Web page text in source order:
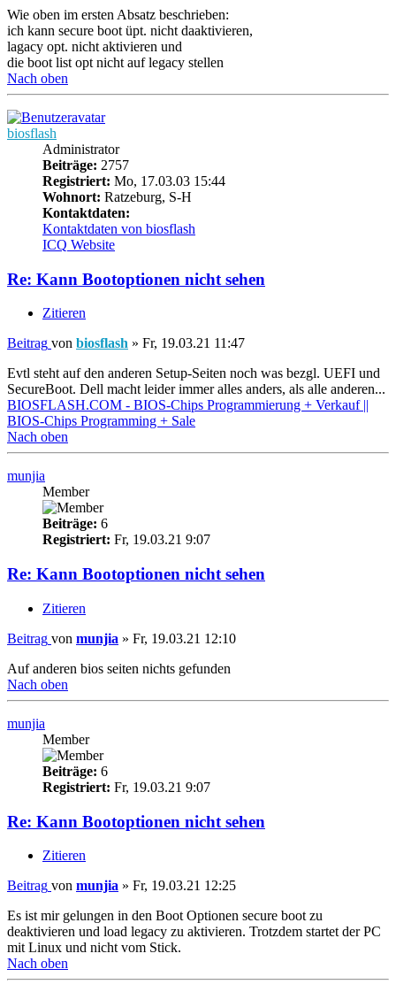
Wie oben im ersten Absatz beschrieben:
ich kann secure boot üpt. nicht daaktivieren,
lagacy opt. nicht aktivieren und
die boot list opt nicht auf legacy stellen
Nach oben
biosflash
Administrator
Beiträge: 2757
Registriert: Mo, 17.03.03 15:44
Wohnort: Ratzeburg, S-H
Kontaktdaten:
Kontaktdaten von biosflash
ICQ Website
Re: Kann Bootoptionen nicht sehen
Zitieren
Beitrag von biosflash » Fr, 19.03.21 11:47
Evtl steht auf den anderen Setup-Seiten noch was bezgl. UEFI und
SecureBoot. Dell macht leider immer alles anders, als alle anderen...
BIOSFLASH.COM - BIOS-Chips Programmierung + Verkauf ||
BIOS-Chips Programming + Sale
Nach oben
munjia
Member
Beiträge: 6
Registriert: Fr, 19.03.21 9:07
Re: Kann Bootoptionen nicht sehen
Zitieren
Beitrag von munjia » Fr, 19.03.21 12:10
Auf anderen bios seiten nichts gefunden
Nach oben
munjia
Member
Beiträge: 6
Registriert: Fr, 19.03.21 9:07
Re: Kann Bootoptionen nicht sehen
Zitieren
Beitrag von munjia » Fr, 19.03.21 12:25
Es ist mir gelungen in den Boot Optionen secure boot zu
deaktivieren und load legacy zu aktivieren. Trotzdem startet der PC
mit Linux und nicht vom Stick.
Nach oben